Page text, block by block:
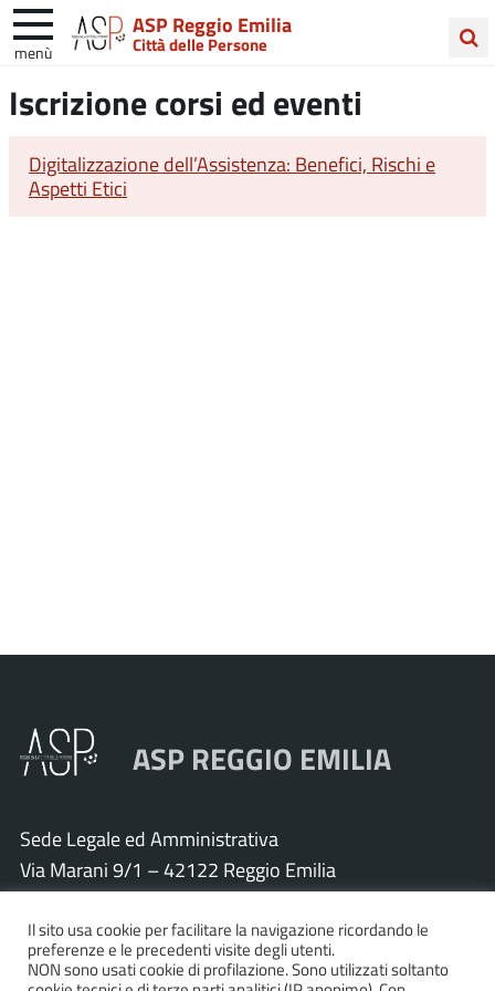
ASP Reggio Emilia
Città delle Persone
menù
nelIscrizione corsi ed eventi
Digitalizzazione dell’Assistenza: Benefici, Rischi e
Aspetti Etici
ASP REGGIO EMILIA
Sede Legale ed Amministrativa
Via Marani 9/1 – 42122 Reggio Emilia
Tel. 0522 571011 – Fax 0522 571030
Cod. Fisc. e P.IVA 01925120352
PEC:asp.re@pcert.postecert.it
Il sito usa cookie per facilitare la navigazione ricordando le
preferenze e le precedenti visite degli utenti.
NON sono usati cookie di profilazione. Sono utilizzati soltanto